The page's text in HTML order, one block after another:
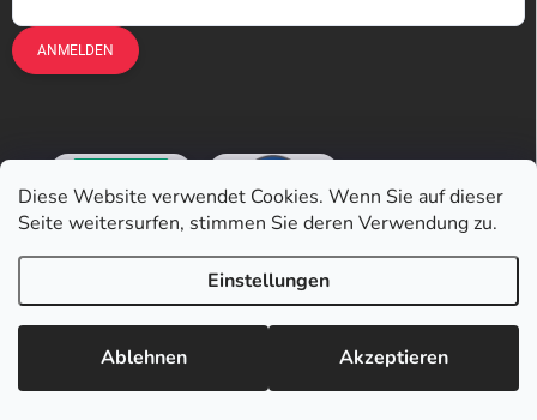
Diese Website verwendet Cookies. Wenn Sie auf dieser
Seite weitersurfen, stimmen Sie deren Verwendung zu.
Einstellungen
Ablehnen Akzeptieren
ANMELDEN
Erstellt von Shoptet
Copyright 2026 . Alle Rechte vorbehalten.